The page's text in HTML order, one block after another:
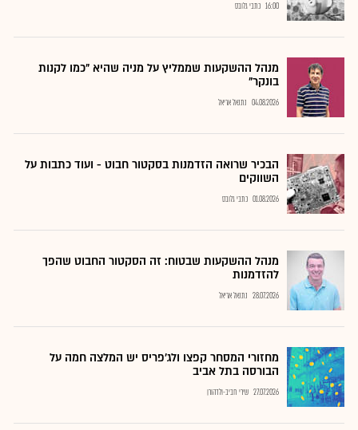
16:00 כתבי גלובס
מנהל ההשקעות שממליץ על מניה שהיא "כמו לקנות
בונקר"
04.08.2026 נתנאל אריאל
הבכיר שרואה הזדמנות בסקטור חבוט - ועוד כתבות על
השווקים
01.08.2026 כתבי גלובס
מנהל ההשקעות שבטוח: זה הסקטור החבוט שהפך
להזדמנות
28.07.2026 נתנאל אריאל
מחזורי המסחר קפצו ולג'פריס יש המלצה חמה על
הבורסה בתל אביב
27.07.2026 שירי חביב-ולדהורן